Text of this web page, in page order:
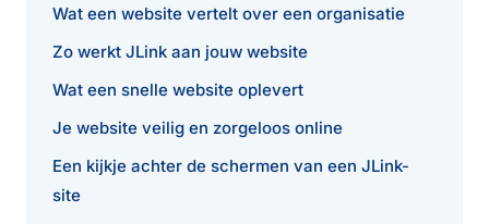
Wat een website vertelt over een organisatie
Zo werkt JLink aan jouw website
Wat een snelle website oplevert
Je website veilig en zorgeloos online
Een kijkje achter de schermen van een JLink-
site